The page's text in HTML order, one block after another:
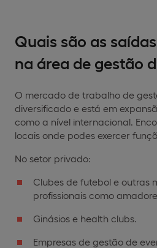
Quais são as
na área de gestão
O mercado de trabalho de
diversificado e está em
como a nível internacional.
locais onde podes exercer
No setor privado:
Clubes de futebol e outras
profissionais como
Ginásios e health clubs.
Empresas de gestão de